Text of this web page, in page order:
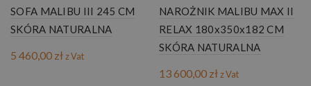
SOFA MALIBU III 245 CM
SKÓRA NATURALNA
5 460,00 złz Vat
NAROŻNIK MALIBU MAX II
RELAX 180x350x182 CM
SKÓRA NATURALNA
13 600,00 złz Vat